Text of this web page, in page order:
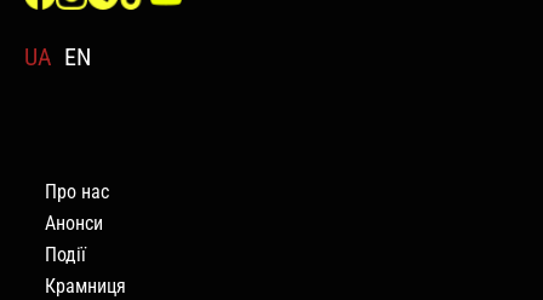
UA EN
Про нас
Анонси
Події
Крамниця